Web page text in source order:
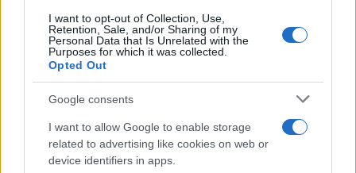
I want to opt-out of Collection, Use,
Retention, Sale, and/or Sharing of my
Personal Data that Is Unrelated with the
Purposes for which it was collected.
Opted Out
Google consents
I want to allow Google to enable storage
related to advertising like cookies on web or
device identifiers in apps.
100.000 άτομα»
Βγήκαν ξανά τα μαχαίρια στην Ελπίδα
για τη Δημοκρατία: «Καρυστιανού,
Γρατσία και Γαλανός μετέτρεψαν το
κίνημα σε φοβικό αρχηγικό κόμμα»
Μεταφορές χρημάτων: Πότε μπορεί να
θεωρηθούν δωρεές και να επιβληθεί
φόρος – Τι ισχυεί για τις γονικές παροχές
Απίστευτο κι όμως αληθινό -